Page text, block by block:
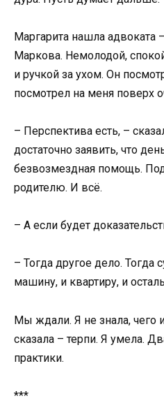
Маргарита нашла адвоката
Маркова. Немолодой,
и ручкой за ухом. Он
посмотрел на меня поверх
– Перспектива есть, –
достаточно заявить, что
безвозмездная помощь.
родителю. И всё.
– А если будет
– Тогда другое дело. Тогда
машину, и квартиру, и
Мы ждали. Я не знала, чего
сказала – терпи. Я умела.
практики.
***